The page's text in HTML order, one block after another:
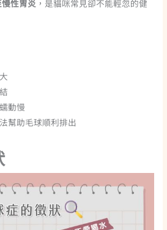
性胃炎 ，是貓咪常見卻不能輕忽的健
動慢
幫助毛球順利排出